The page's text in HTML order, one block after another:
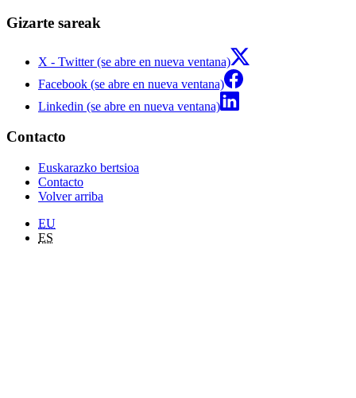
Gizarte sareak
X - Twitter (se abre en nueva ventana)
Facebook (se abre en nueva ventana)
Linkedin (se abre en nueva ventana)
Contacto
Euskarazko bertsioa
Contacto
Volver arriba
EU
ES